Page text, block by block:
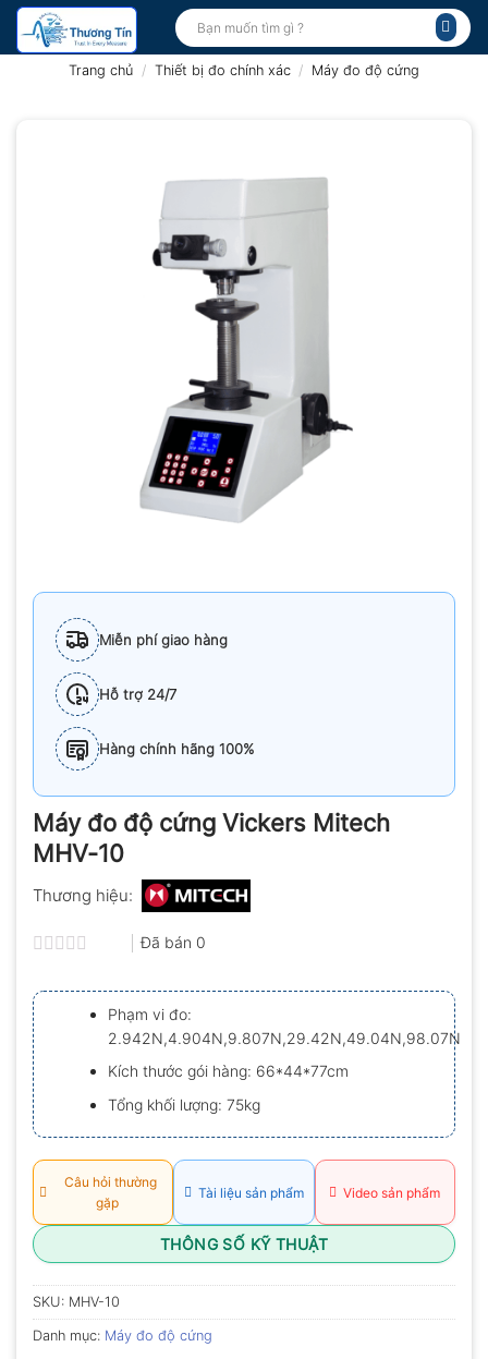
Bỏ
qua
Tìm
kiếm:
Trang chủ / Thiết bị đo chính xác / Máy đo độ cứng
Miễn phí giao hàng
Hỗ trợ 24/7
Hàng chính hãng 100%
Máy đo độ cứng Vickers Mitech
MHV-10
Thương hiệu:
xếp
hạng
0.0
5
sao
Đã bán 0
Phạm vi đo:
2.942N,4.904N,9.807N,29.42N,49.04N,98.07N
Kích thước gói hàng: 66*44*77cm
Tổng khối lượng: 75kg
Câu hỏi thường
gặp
Tài liệu sản phẩm Video sản phẩm
THÔNG SỐ KỸ THUẬT
SKU: MHV-10
Danh mục: Máy đo độ cứng